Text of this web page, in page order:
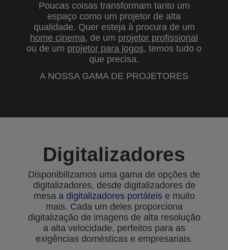
Poucas coisas transformam tanto um
espaço como um projetor de alta
qualidade. Quer esteja à procura de um
home cinema, de um projetor profissional
ou de um projetor para jogos, temos tudo o
que precisa.
A NOSSA GAMA DE PROJETORES
Digitalizadores
Disponibilizamos uma gama de opções de
digitalizadores, desde digitalizadores de
mesaa digitalizadores portáteise muito
mais. Cada um deles proporciona
digitalização de imagens de alta resolução
a alta velocidade, perfeitos para as
exigências domésticas e empresariais.